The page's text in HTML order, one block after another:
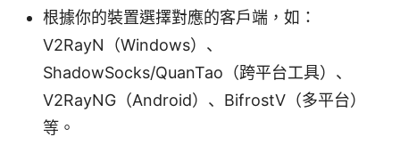
根據你的裝置選擇對應的客戶端，如：
V2RayN（Windows）、
ShadowSocks/QuanTao（跨平台工具）、
V2RayNG（Android）、BifrostV（多平台）
等。